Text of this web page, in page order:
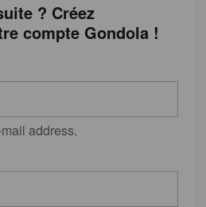
? Créez
compte Gondola !
address.